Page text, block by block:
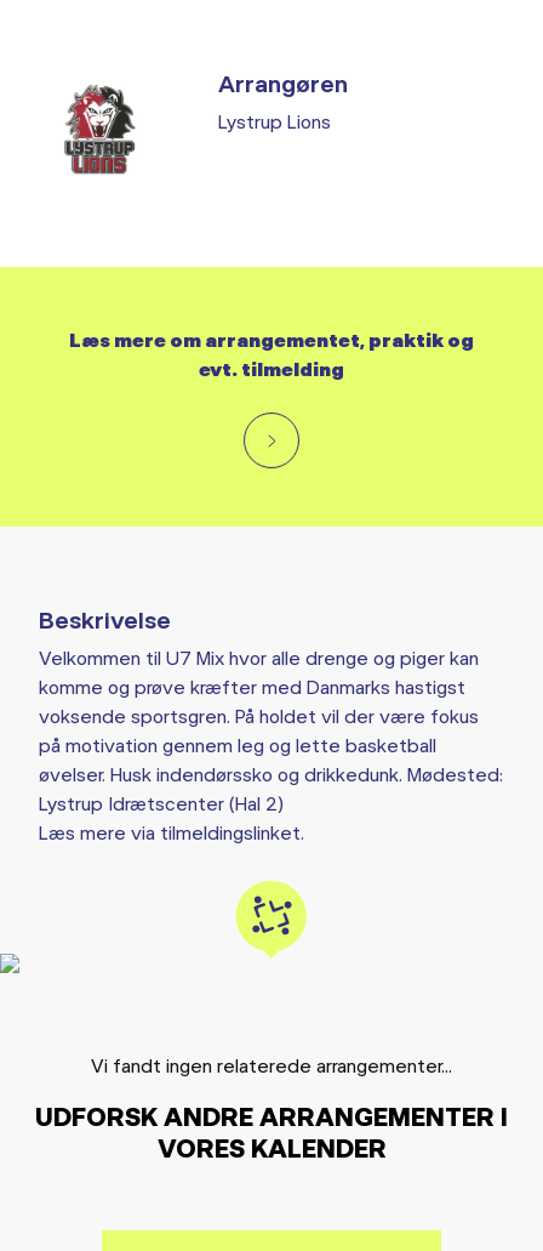
Beskrivelse
Velkommen til U7 Mix hvor alle drenge og piger kan
komme og prøve kræfter med Danmarks hastigst
voksende sportsgren. På holdet vil der være fokus
på motivation gennem leg og lette basketball
øvelser. Husk indendørssko og drikkedunk. Mødested:
Lystrup Idrætscenter (Hal 2)
Læs mere via tilmeldingslinket.
Arrangøren
Lystrup Lions
Læs mere om arrangementet, praktik og
evt. tilmelding
Vi fandt ingen relaterede arrangementer...
UDFORSK ANDRE ARRANGEMENTER I
VORES KALENDER